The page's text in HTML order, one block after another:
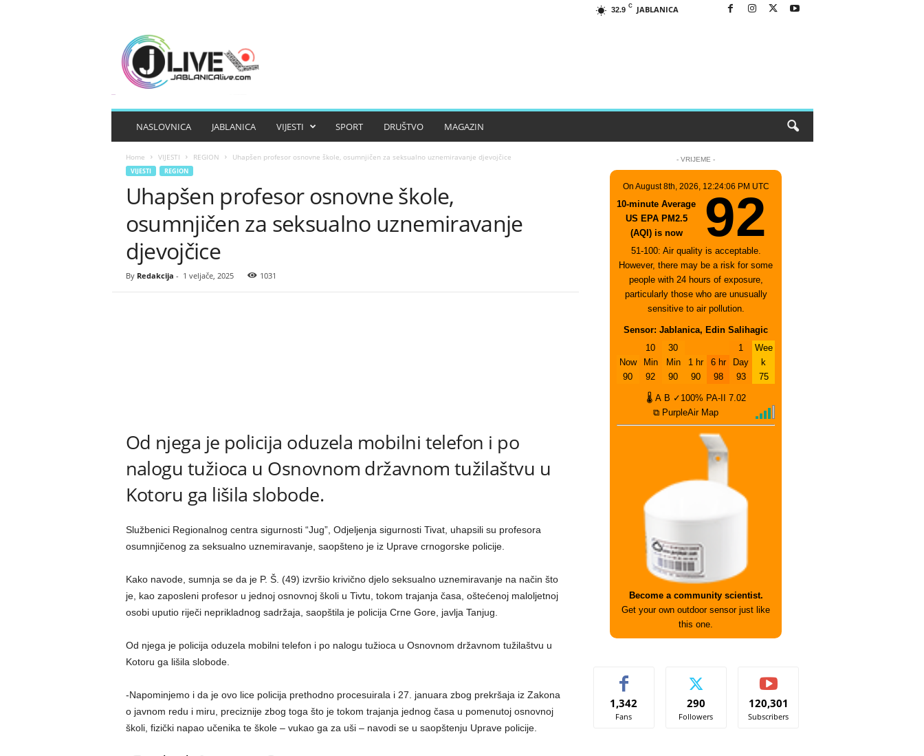
32.9 C JABLANICA
NASLOVNICA JABLANICA VIJESTI SPORT DRUŠTVO MAGAZIN
Home VIJESTI REGION Uhapšen profesor osnovne škole, osumnjičen za seksualno uznemiravanje djevojčice
VIJESTI REGION
Uhapšen profesor osnovne škole,
osumnjičen za seksualno uznemiravanje
djevojčice
By Redakcija - 1 veljače, 2025 1031
Od njega je policija oduzela mobilni telefon i po
nalogu tužioca u Osnovnom državnom tužilaštvu u
Kotoru ga lišila slobode.
Službenici Regionalnog centra sigurnosti “Jug”, Odjeljenja sigurnosti Tivat, uhapsili su profesora
osumnjičenog za seksualno uznemiravanje, saopšteno je iz Uprave crnogorske policije.
Kako navode, sumnja se da je P. Š. (49) izvršio krivično djelo seksualno uznemiravanje na način što
je, kao zaposleni profesor u jednoj osnovnoj školi u Tivtu, tokom trajanja časa, oštećenoj maloljetnoj
osobi uputio riječi neprikladnog sadržaja, saopštila je policija Crne Gore, javlja Tanjug.
Od njega je policija oduzela mobilni telefon i po nalogu tužioca u Osnovnom državnom tužilaštvu u
Kotoru ga lišila slobode.
-Napominjemo i da je ovo lice policija prethodno procesuirala i 27. januara zbog prekršaja iz Zakona
o javnom redu i miru, preciznije zbog toga što je tokom trajanja jednog časa u pomenutoj osnovnoj
školi, fizički napao učenika te škole – vukao ga za uši – navodi se u saopštenju Uprave policije.
- VRIJEME -
On August 8th, 2026, 12:24:06 PM UTC
10-minute Average
US EPA PM2.5
(AQI) is now
92
51-100: Air quality is acceptable.
However, there may be a risk for some
people with 24 hours of exposure,
particularly those who are unusually
sensitive to air pollution.
Sensor: Jablanica, Edin Salihagic
Now
90
10
Min
92
30
Min
90
1 hr
90
6 hr
98
1
Day
93
Wee
k
75
🌡 A B ✓100% PA-II
7.02
⧉ PurpleAir Map
Become a community scientist.
Get your own outdoor sensor just like
this one.
1,342
Fans
290
Followers
120,301
Subscribers